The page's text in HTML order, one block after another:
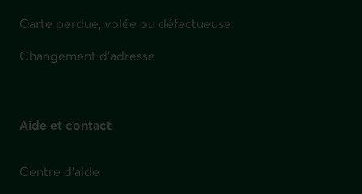
Carte perdue, volée ou défectueuse
Changement d'adresse
Aide et contact
Centre d'aide